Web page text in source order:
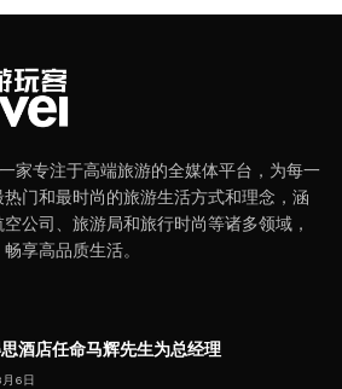
家专注于高端旅游的全媒体平台，为每一
门和最时尚的旅游生活方式和理念，涵
公司、旅游局和旅行时尚等诸多领域，
享高品质生活。
酒店任命马辉先生为总经理
6日